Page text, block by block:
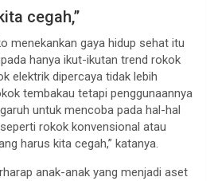
cegah,”
menekankan gaya hidup sehat itu
hanya ikut-ikutan trend rokok
elektrik dipercaya tidak lebih
tembakau tetapi penggunaannya
untuk mencoba pada hal-hal
rokok konvensional atau
harus kita cegah,” katanya.
anak-anak yang menjadi aset